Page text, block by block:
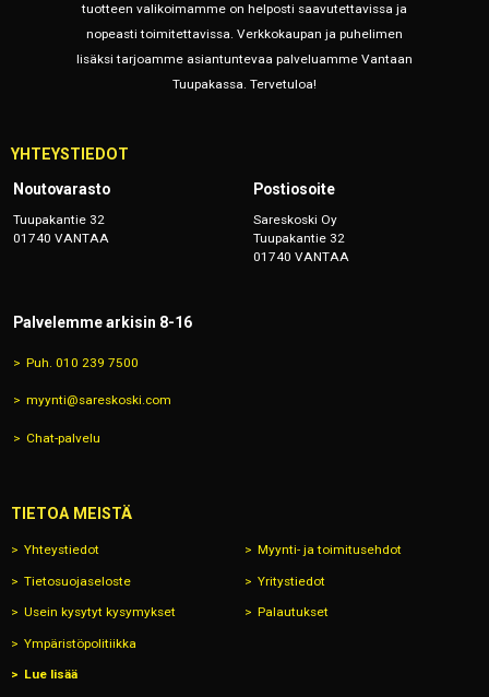
tuotteen valikoimamme on helposti saavutettavissa ja
nopeasti toimitettavissa. Verkkokaupan ja puhelimen
lisäksi tarjoamme asiantuntevaa palveluamme Vantaan
Tuupakassa. Tervetuloa!
YHTEYSTIEDOT
Noutovarasto
Tuupakantie 32
01740 VANTAA
Postiosoite
Sareskoski Oy
Tuupakantie 32
01740 VANTAA
Palvelemme arkisin 8-16
Puh. 010 239 7500
myynti@sareskoski.com
Chat-palvelu
TIETOA MEISTÄ
Yhteystiedot Myynti- ja toimitusehdot
Tietosuojaseloste Yritystiedot
Usein kysytyt kysymykset Palautukset
Ympäristöpolitiikka
Lue lisää